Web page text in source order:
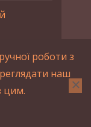
роботи з
наш
цим.